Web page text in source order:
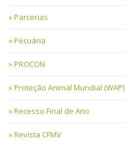
Parcerias
Pecuária
PROCON
Proteção Animal Mundial (WAP)
Recesso Final de Ano
Revista CFMV